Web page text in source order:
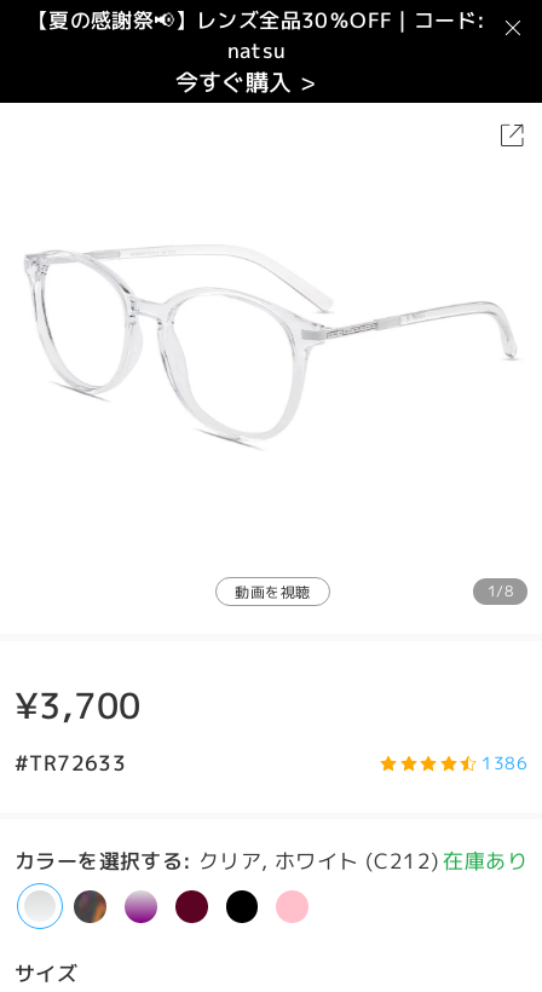
【夏の感謝祭📢】レンズ全品30％OFF｜コード:
natsu
今すぐ購入 >
動画を視聴 1/8
¥3,700
#TR72633 1386
カラーを選択する: クリア, ホワイト (C212)在庫あり
サイズ